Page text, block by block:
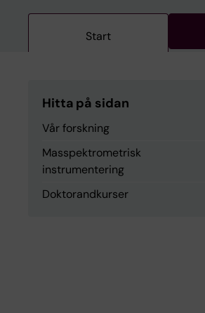
Start
Hitta på sidan
Vår forskning
Masspektrometrisk
instrumentering
Doktorandkurser